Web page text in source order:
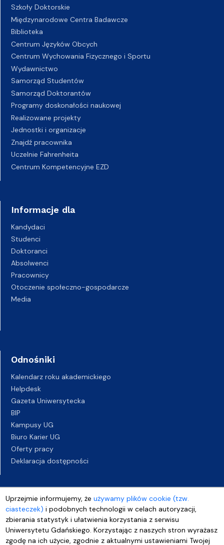
Uprzejmie informujemy, żeużywamy plików cookie (tzw.
ciasteczek) i podobnych technologii w celach autoryzacji,
zbierania statystyk i ułatwienia korzystania z serwisu
Uniwersytetu Gdańskiego. Korzystając z naszych stron wyrażasz
zgodę na ich użycie, zgodnie z aktualnymi ustawieniami Twojej
Szkoły Doktorskie
Międzynarodowe Centra Badawcze
Biblioteka
Centrum Języków Obcych
Centrum Wychowania Fizycznego i Sportu
Wydawnictwo
Samorząd Studentów
Samorząd Doktorantów
Programy doskonałości naukowej
Realizowane projekty
Jednostki i organizacje
Znajdź pracownika
Uczelnie Fahrenheita
Centrum Kompetencyjne EZD
Informacje dla
Kandydaci
Studenci
Doktoranci
Absolwenci
Pracownicy
Otoczenie społeczno-gospodarcze
Media
Odnośniki
Kalendarz roku akademickiego
Helpdesk
Gazeta Uniwersytecka
BIP
Kampusy UG
Biuro Karier UG
Oferty pracy
Deklaracja dostępności